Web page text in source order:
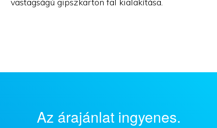
Az árajánlat ingyenes.